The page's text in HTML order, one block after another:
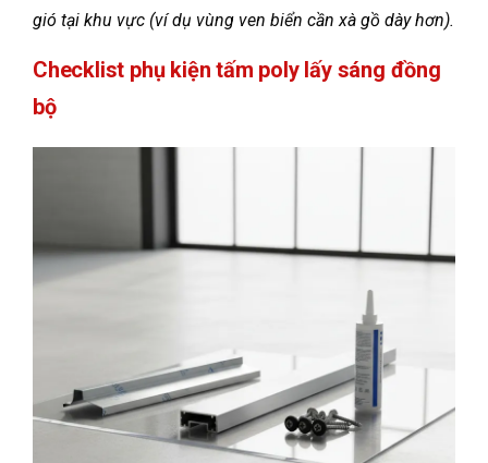
gió tại khu vực (ví dụ vùng ven biển cần xà gồ dày hơn).
Checklist phụ kiện tấm poly lấy sáng đồng
bộ